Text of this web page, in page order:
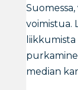
voimistua.
median